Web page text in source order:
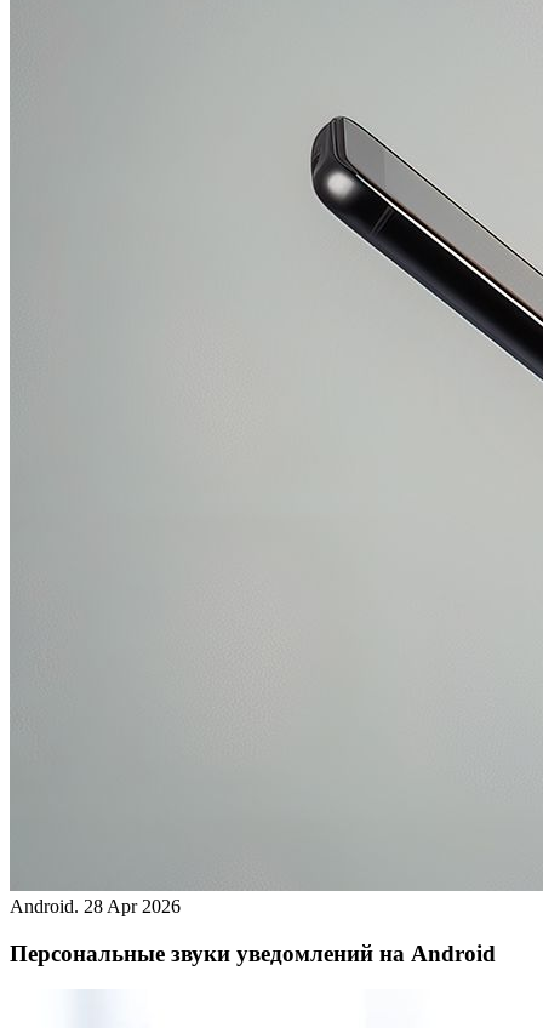
Android. 28 Apr 2026
Персональные звуки уведомлений на Android